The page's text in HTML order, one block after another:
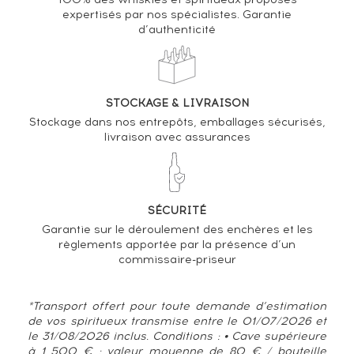
VARIATION DE LA COTE
expertisés par nos spécialistes. Garantie
d’authenticité
STOCKAGE & LIVRAISON
Stockage dans nos entrepôts, emballages sécurisés,
livraison avec assurances
SÉCURITÉ
Garantie sur le déroulement des enchères et les
règlements apportée par la présence d’un
commissaire-priseur
*Transport offert pour toute demande d’estimation
de vos spiritueux transmise entre le 01/07/2026 et
le 31/08/2026 inclus. Conditions : • Cave supérieure